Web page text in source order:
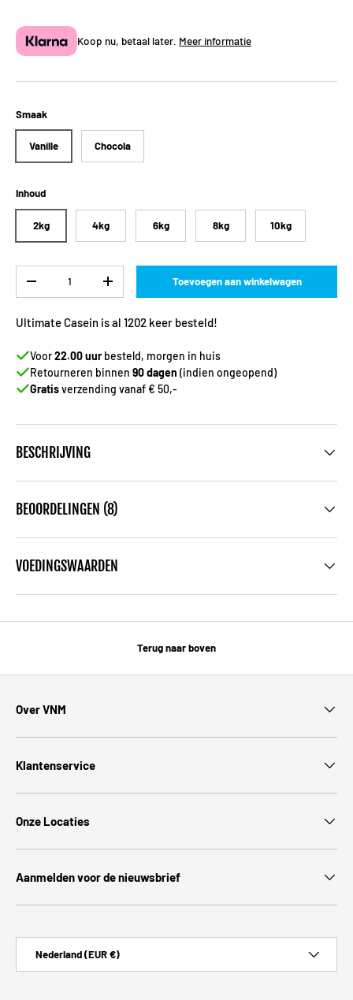
Koop nu, betaal later. Meer informatie
Smaak
Vanille Chocola
Inhoud
2kg 4kg 6kg 8kg 10kg
-
+ Toevoegen aan winkelwagen
Ultimate Casein is al 1202 keer besteld!
Voor22.00 uurbesteld, morgen in huis
Retourneren binnen 90 dagen (indien ongeopend)
Gratisverzending vanaf € 50,-
BESCHRIJVING
BEOORDELINGEN (8)
VOEDINGSWAARDEN
Terug naar boven
Over VNM
Klantenservice
Onze Locaties
Aanmelden voor de nieuwsbrief
Nederland (EUR €)